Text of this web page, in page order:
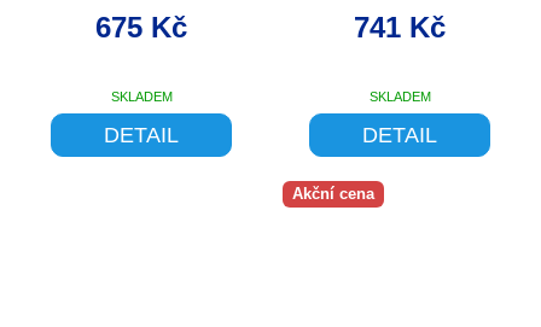
SHADOW MAX. 36Z
SKLADEM
675 Kč
DETAIL
ČERNÁ
SKLADEM
741 Kč
DETAIL
Akční cena